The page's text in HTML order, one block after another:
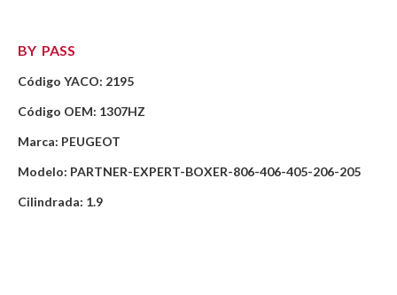
BY PASS
Código YACO: 2195
Código OEM: 1307HZ
Marca: PEUGEOT
Modelo: PARTNER-EXPERT-BOXER-806-406-405-206-205
Cilindrada: 1.9